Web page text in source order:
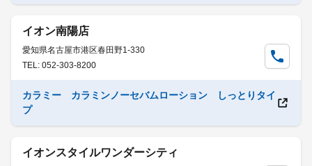
イオン南陽店
愛知県名古屋市港区春田野1-330
TEL: 052-303-8200
カラミー カラミンノーセバムローション しっとりタイ
プ
イオンスタイルワンダーシティ